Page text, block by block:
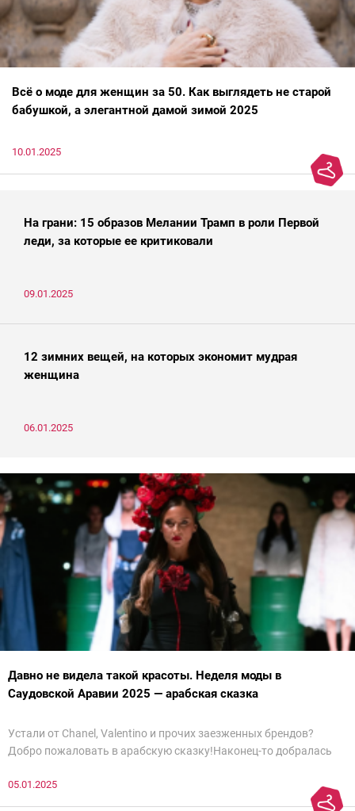
Всё о моде для женщин за 50. Как выглядеть не старой
бабушкой, а элегантной дамой зимой 2025
10.01.2025
На грани: 15 образов Мелании Трамп в роли Первой
леди, за которые ее критиковали
09.01.2025
12 зимних вещей, на которых экономит мудрая
женщина
06.01.2025
Давно не видела такой красоты. Неделя моды в
Саудовской Аравии 2025 — арабская сказка
Устали от Chanel, Valentino и прочих заезженных брендов?
Добро пожаловать в арабскую сказку!Наконец-то добралась
все и осталась под глубоким впечатлением. Национальный
колорит Ближнего Востока на современный манер — это
05.01.2025